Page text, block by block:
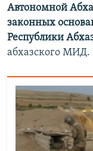
Автономной
законных
Республики
абхазского МИД.